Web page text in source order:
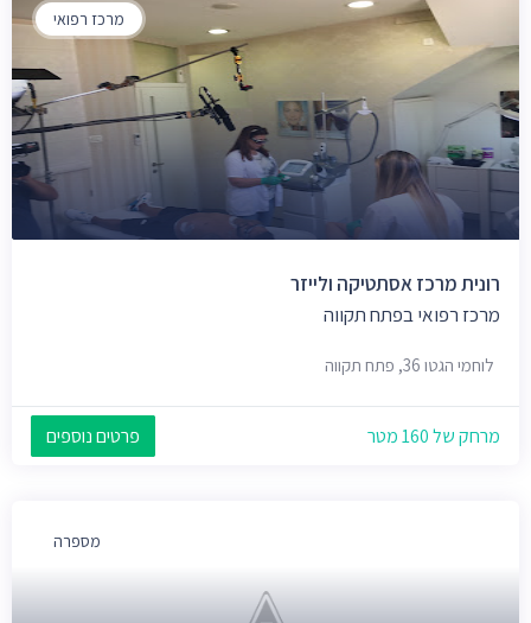
מרכז רפואי
רונית מרכז אסתטיקה ולייזר
מרכז רפואי בפתח תקווה
לוחמי הגטו 36, פתח תקווה
מרחק של 160 מטר פרטים נוספים
מספרה